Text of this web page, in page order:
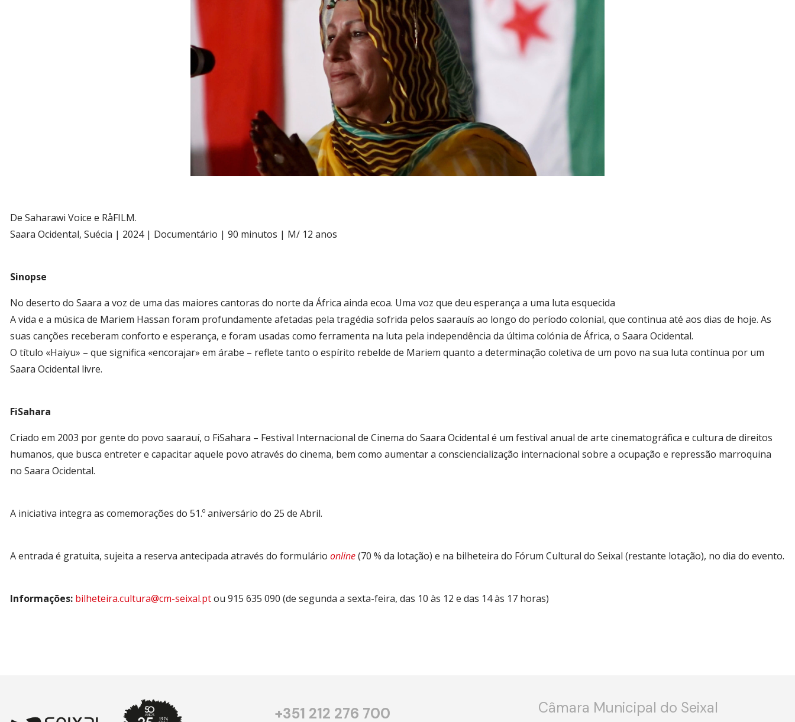
De Saharawi Voice e RåFILM.
Saara Ocidental, Suécia | 2024 | Documentário | 90 minutos | M/ 12 anos
Sinopse
No deserto do Saara a voz de uma das maiores cantoras do norte da África ainda ecoa. Uma voz que deu esperança a uma luta esquecida
A vida e a música de Mariem Hassan foram profundamente afetadas pela tragédia sofrida pelos saarauís ao longo do período colonial, que continua até aos dias de hoje. As
suas canções receberam conforto e esperança, e foram usadas como ferramenta na luta pela independência da última colónia de África, o Saara Ocidental.
O título «Haiyu» – que significa «encorajar» em árabe – reflete tanto o espírito rebelde de Mariem quanto a determinação coletiva de um povo na sua luta contínua por um
Saara Ocidental livre.
FiSahara
Criado em 2003 por gente do povo saarauí, o FiSahara – Festival Internacional de Cinema do Saara Ocidental é um festival anual de arte cinematográfica e cultura de direitos
humanos, que busca entreter e capacitar aquele povo através do cinema, bem como aumentar a consciencialização internacional sobre a ocupação e repressão marroquina
no Saara Ocidental.
A iniciativa integra as comemorações do 51.º aniversário do 25 de Abril.
A entrada é gratuita, sujeita a reserva antecipada através do formulário online(70 % da lotação) e na bilheteira do Fórum Cultural do Seixal (restante lotação), no dia do evento.
Informações: bilheteira.cultura@cm-seixal.ptou 915 635 090 (de segunda a sexta-feira, das 10 às 12 e das 14 às 17 horas)
+351 212 276 700 Câmara Municipal do Seixal